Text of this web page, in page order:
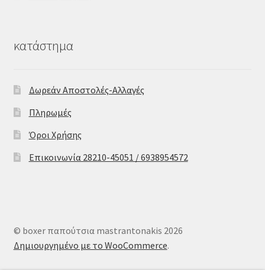
κατάστημα
Δωρεάν Αποστολές-Αλλαγές
Πληρωμές
Όροι Χρήσης
Επικοινωνία 28210-45051 / 6938954572
© boxer παπούτσια mastrantonakis 2026
Δημιουργημένο με το WooCommerce.